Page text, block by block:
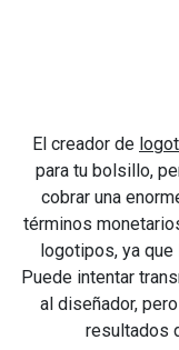
El creador de
para tu bolsillo,
cobrar una
términos
logotipos, ya
Puede intentar
al diseñador,
resultados